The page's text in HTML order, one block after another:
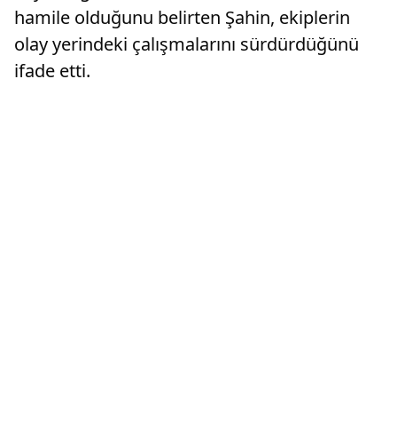
hamile olduğunu belirten Şahin, ekiplerin
olay yerindeki çalışmalarını sürdürdüğünü
ifade etti.